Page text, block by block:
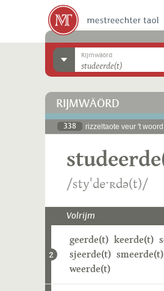
Rijmwäörd
RIJMWÄÖRD
338 rizzeltaote veur 't woord
/styˈdeˑʀdə(t)/
Volrijm
2
geerde(t) keerde(t)
sjeerde(t) smeerde(t)
weerde(t)